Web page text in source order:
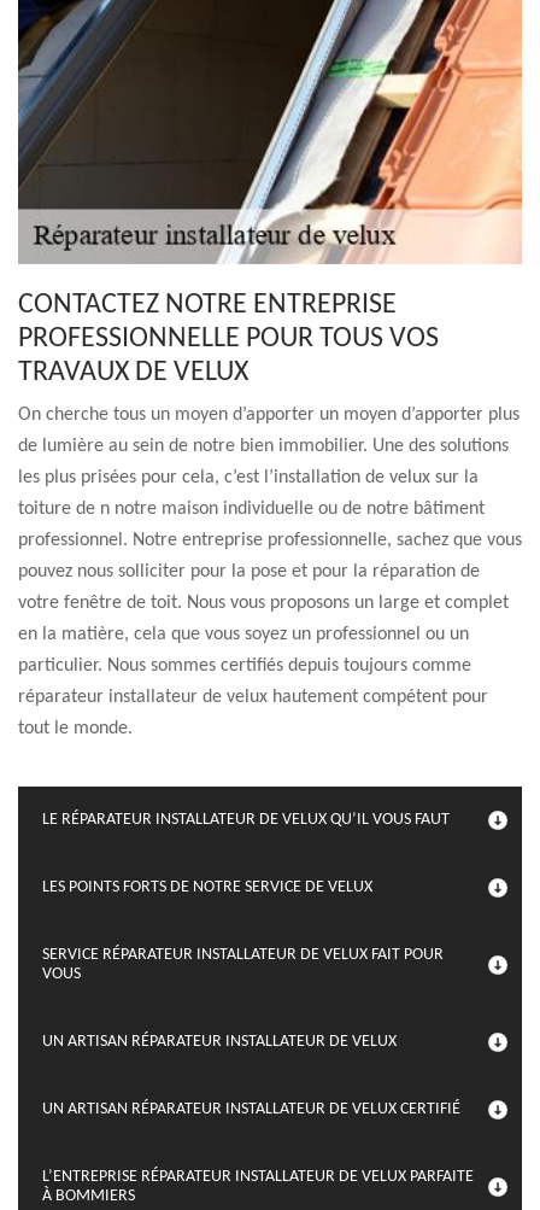
CONTACTEZ NOTRE ENTREPRISE
PROFESSIONNELLE POUR TOUS VOS
TRAVAUX DE VELUX
On cherche tous un moyen d’apporter un moyen d’apporter plus
de lumière au sein de notre bien immobilier. Une des solutions
les plus prisées pour cela, c’est l’installation de velux sur la
toiture de n notre maison individuelle ou de notre bâtiment
professionnel. Notre entreprise professionnelle, sachez que vous
pouvez nous solliciter pour la pose et pour la réparation de
votre fenêtre de toit. Nous vous proposons un large et complet
en la matière, cela que vous soyez un professionnel ou un
particulier. Nous sommes certifiés depuis toujours comme
réparateur installateur de velux hautement compétent pour
tout le monde.
LE RÉPARATEUR INSTALLATEUR DE VELUX QU’IL VOUS FAUT
LES POINTS FORTS DE NOTRE SERVICE DE VELUX
SERVICE RÉPARATEUR INSTALLATEUR DE VELUX FAIT POUR
VOUS
UN ARTISAN RÉPARATEUR INSTALLATEUR DE VELUX
UN ARTISAN RÉPARATEUR INSTALLATEUR DE VELUX CERTIFIÉ
L’ENTREPRISE RÉPARATEUR INSTALLATEUR DE VELUX PARFAITE
À BOMMIERS